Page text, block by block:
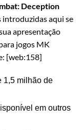
Deception
introduzidas aqui se
apresentação
jogos MK
[web:158]
1,5 milhão de
em outros